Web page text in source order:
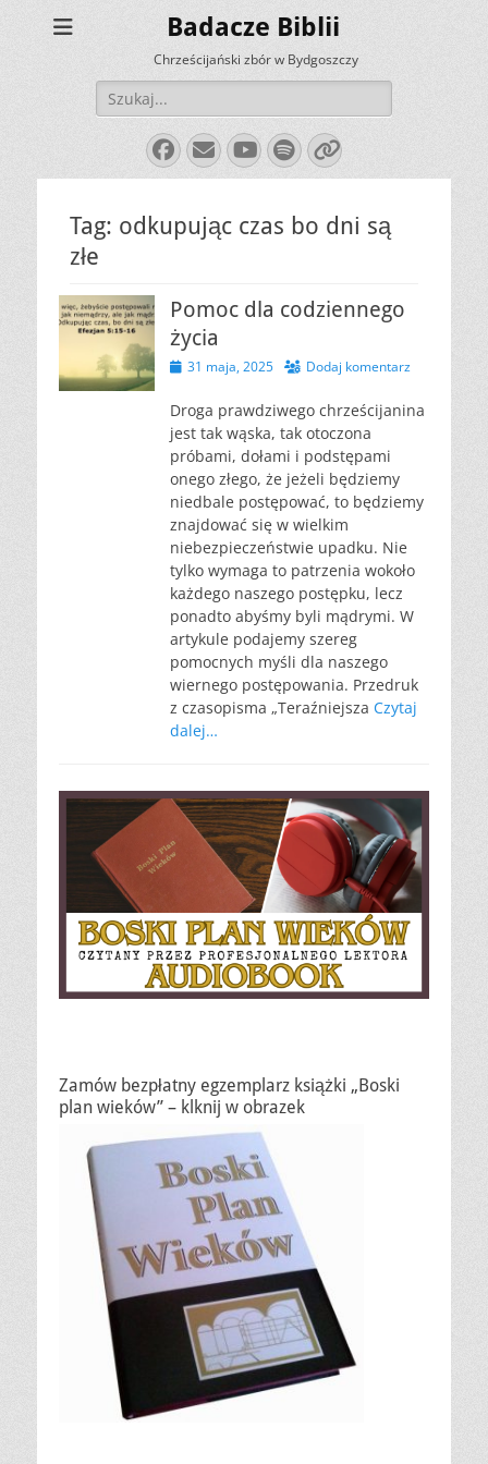
Badacze Biblii
Chrześcijański zbór w Bydgoszczy
Szukaj:
Facebook
E-
mail
YouTube
Spotify
Link
Tag: odkupując czas bo dni są
złe
Pomoc dla codziennego
życia
Opublikowano
31 maja, 2025 Dodaj komentarz
Droga prawdziwego chrześcijanina
jest tak wąska, tak otoczona
próbami, dołami i podstępami
onego złego, że jeżeli będziemy
niedbale postępować, to będziemy
znajdować się w wielkim
niebezpieczeństwie upadku. Nie
tylko wymaga to patrzenia wokoło
każdego naszego postępku, lecz
ponadto abyśmy byli mądrymi. W
artykule podajemy szereg
pomocnych myśli dla naszego
wiernego postępowania. Przedruk
z czasopisma „Teraźniejsza Czytaj
dalej…
Zamów bezpłatny egzemplarz książki „Boski
plan wieków” – klknij w obrazek